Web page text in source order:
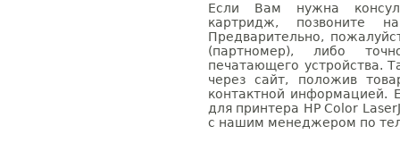
Если Вам нужна
картридж, позвоните
Предварительно,
(партномер), либо
печатающего устройства.
через сайт, положив
контактной информацией.
для принтера HP Color
с нашим менеджером по